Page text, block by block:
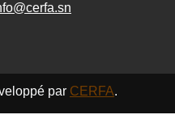
par CERFA.